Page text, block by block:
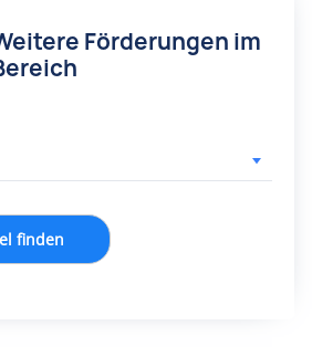
Förderungen im
finden